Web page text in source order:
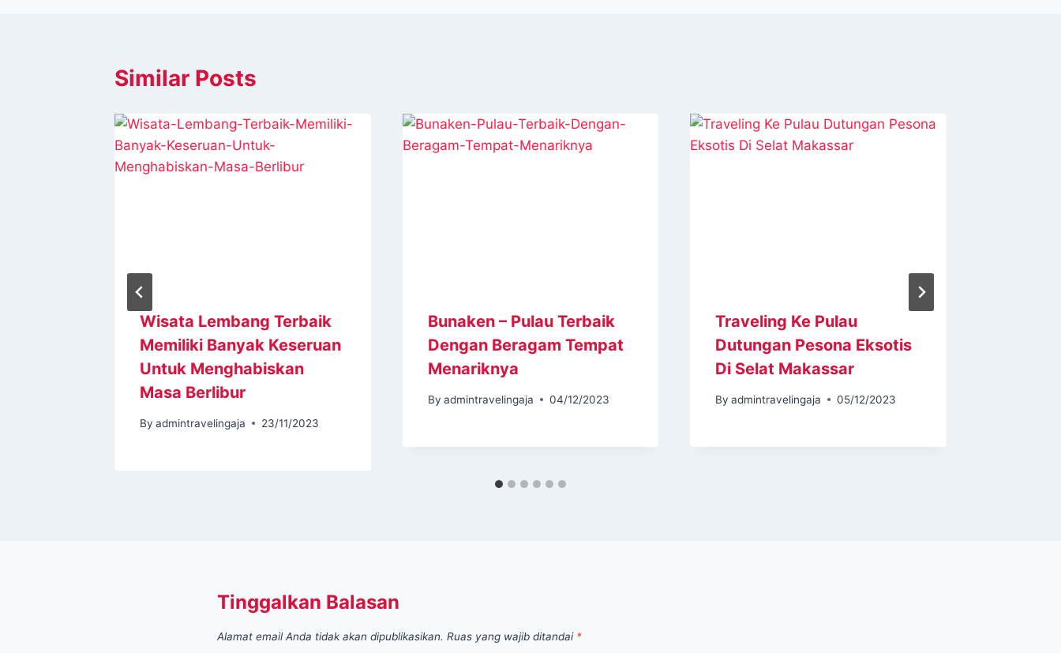
Similar Posts
Wisata Lembang Terbaik
Memiliki Banyak Keseruan
Untuk Menghabiskan
Masa Berlibur
By admintravelingaja 23/11/2023
Bunaken – Pulau Terbaik
Dengan Beragam Tempat
Menariknya
By admintravelingaja 04/12/2023
Traveling Ke Pulau
Dutungan Pesona Eksotis
Di Selat Makassar
By admintravelingaja 05/12/2023
Tinggalkan Balasan
Alamat email Anda tidak akan dipublikasikan. Ruas yang wajib ditandai *